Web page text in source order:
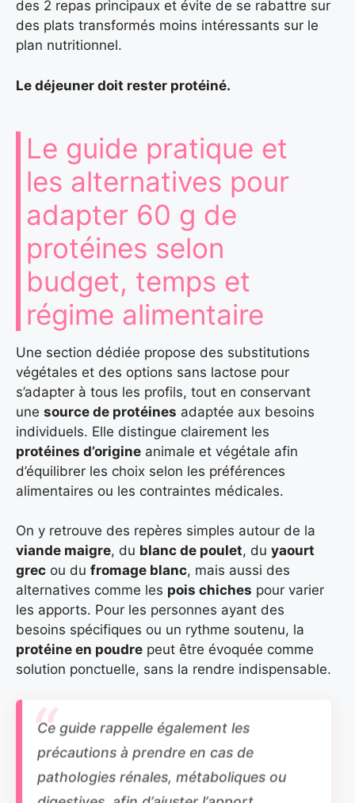
des 2 repas principaux et évite de se rabattre sur
des plats transformés moins intéressants sur le
plan nutritionnel.
Le déjeuner doit rester protéiné.
Le guide pratique et
les alternatives pour
adapter 60 g de
protéines selon
budget, temps et
régime alimentaire
Une section dédiée propose des substitutions
végétales et des options sans lactose pour
s’adapter à tous les profils, tout en conservant
une source de protéines adaptée aux besoins
individuels. Elle distingue clairement les
protéines d’origine animale et végétale afin
d’équilibrer les choix selon les préférences
alimentaires ou les contraintes médicales.
On y retrouve des repères simples autour de la
viande maigre, du blanc de poulet, du yaourt
grec ou du fromage blanc, mais aussi des
alternatives comme les pois chiches pour varier
les apports. Pour les personnes ayant des
besoins spécifiques ou un rythme soutenu, la
protéine en poudre peut être évoquée comme
solution ponctuelle, sans la rendre indispensable.
Ce guide rappelle également les
précautions à prendre en cas de
pathologies rénales, métaboliques ou
digestives, afin d’ajuster l’apport